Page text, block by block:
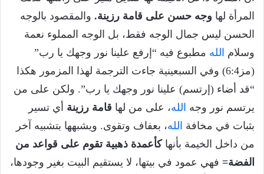
المرأة لها وجه حسن على قامة رزينة. والمقصود بالوجه
الحسن ليس جمال الوجه فقط، بل الوجه المملوء نعمة
وسلام الله مطبوع فيه “إرفع علينا نور وجهك يا رب”
(مز6:4) وفي السبعينية جاءت الترجمة لهذا المزمور هكذا
“قد أضاء (إرتسم) علينا نور وجهك يا رب”. ولكن على من
يرتسم نور وجه الله، على من لها قامة رزينة أي تسير
بثبات في مخافة الله، بعفاف وتقوى. ويشبهها بتشبيه آخر
من داخل الخيمة بأنهاكأعمدة ذهبية تقوم على قواعد من
الفضة= فهي عمود في بيتها، لا يستقيم البيت بغير وجودها،